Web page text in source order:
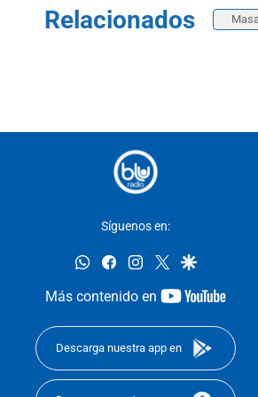
Relacionados
Síguenos en:
whatsappfacebookinstagram
twittergoogle
Más contenido en
Descarga nuestra app en